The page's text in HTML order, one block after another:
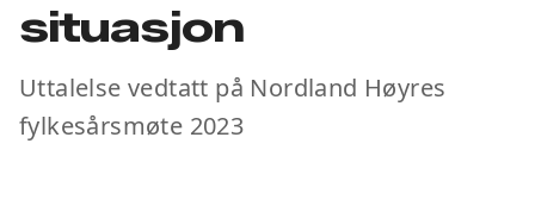
situasjon
Uttalelse vedtatt på Nordland Høyres
fylkesårsmøte 2023